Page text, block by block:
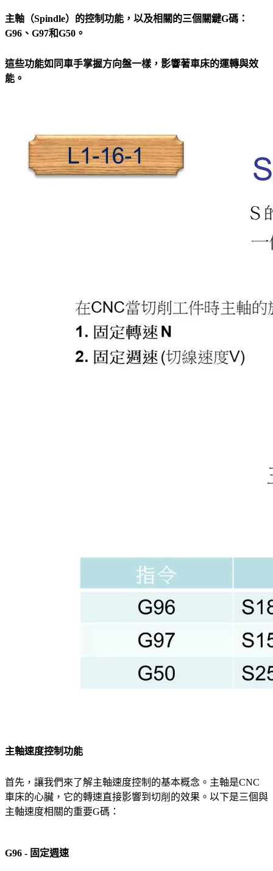
主軸（Spindle）的控制功能，以及相關的三個關鍵G碼：
G96、G97和G50。
這些功能如同車手掌握方向盤一樣，影響著車床的運轉與效
能。
主軸速度控制功能
首先，讓我們來了解主軸速度控制的基本概念。主軸是CNC
車床的心臟，它的轉速直接影響到切削的效果。以下是三個與
主軸速度相關的重要G碼：
G96 - 固定週速